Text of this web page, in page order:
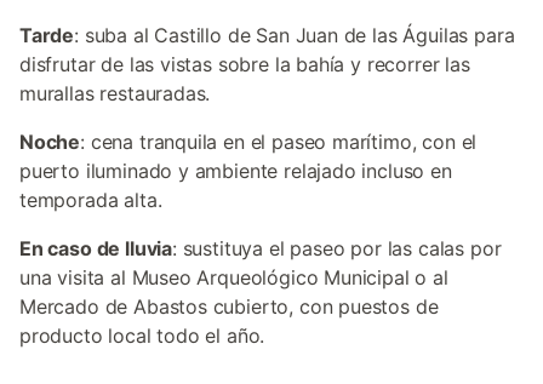
Tarde: suba al Castillo de San Juan de las Águilas para
disfrutar de las vistas sobre la bahía y recorrer las
murallas restauradas.
Noche: cena tranquila en el paseo marítimo, con el
puerto iluminado y ambiente relajado incluso en
temporada alta.
En caso de lluvia: sustituya el paseo por las calas por
una visita al Museo Arqueológico Municipal o al
Mercado de Abastos cubierto, con puestos de
producto local todo el año.